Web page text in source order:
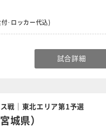
･ロッカー代込)
試合詳細
戦｜東北エリア第1予選
城県）